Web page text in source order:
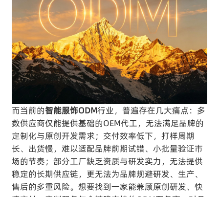
而当前的智能服饰ODM行业，普遍存在几大痛点：多
数供应商仅能提供基础的OEM代工，无法满足品牌的
定制化与原创开发需求；交付效率低下，打样周期
长、出货慢，难以适配品牌前期试错、小批量验证市
场的节奏；部分工厂缺乏资质与研发实力，无法提供
稳定的长期供应链，更无法为品牌规避研发、生产、
售后的多重风险。想要找到一家能兼顾原创研发、快